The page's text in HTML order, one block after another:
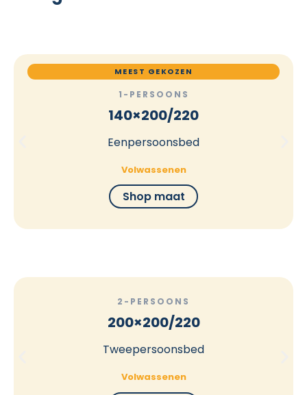
MEEST GEKOZEN
1-PERSOONS
140×200/220
Eenpersoonsbed
Volwassenen
Shop maat
2-PERSOONS
200×200/220
Tweepersoonsbed
Volwassenen